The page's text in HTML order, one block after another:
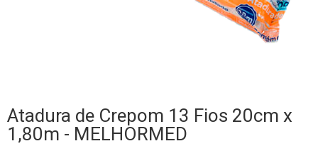
Atadura de Crepom 13 Fios 20cm x
1,80m - MELHORMED